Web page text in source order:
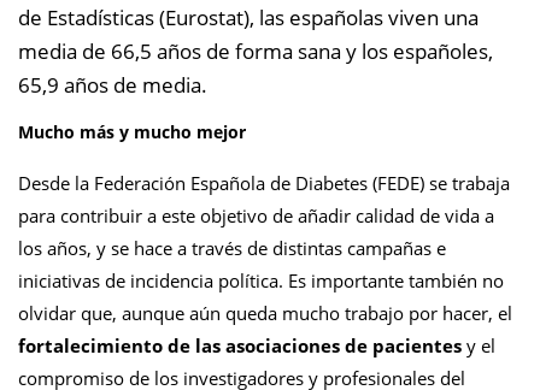
de Estadísticas (Eurostat), las españolas viven una
media de 66,5 años de forma sana y los españoles,
65,9 años de media.
Mucho más y mucho mejor
Desde la Federación Española de Diabetes (FEDE) se trabaja
para contribuir a este objetivo de añadir calidad de vida a
los años, y se hace a través de distintas campañas e
iniciativas de incidencia política. Es importante también no
olvidar que, aunque aún queda mucho trabajo por hacer, el
fortalecimiento de las asociaciones de pacientes y el
compromiso de los investigadores y profesionales del